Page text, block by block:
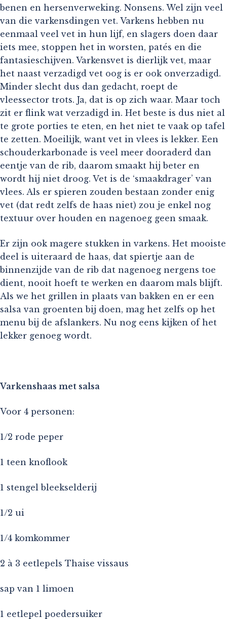
benen en hersenverweking. Nonsens. Wel zijn veel
van die varkensdingen vet. Varkens hebben nu
eenmaal veel vet in hun lijf, en slagers doen daar
iets mee, stoppen het in worsten, patés en die
fantasieschijven. Varkensvet is dierlijk vet, maar
het naast verzadigd vet oog is er ook onverzadigd.
Minder slecht dus dan gedacht, roept de
vleessector trots. Ja, dat is op zich waar. Maar toch
zit er flink wat verzadigd in. Het beste is dus niet al
te grote porties te eten, en het niet te vaak op tafel
te zetten. Moeilijk, want vet in vlees is lekker. Een
schouderkarbonade is veel meer dooraderd dan
eentje van de rib, daarom smaakt hij beter en
wordt hij niet droog. Vet is de ‘smaakdrager’ van
vlees. Als er spieren zouden bestaan zonder enig
vet (dat redt zelfs de haas niet) zou je enkel nog
textuur over houden en nagenoeg geen smaak.
Er zijn ook magere stukken in varkens. Het mooiste
deel is uiteraard de haas, dat spiertje aan de
binnenzijde van de rib dat nagenoeg nergens toe
dient, nooit hoeft te werken en daarom mals blijft.
Als we het grillen in plaats van bakken en er een
salsa van groenten bij doen, mag het zelfs op het
menu bij de afslankers. Nu nog eens kijken of het
lekker genoeg wordt.
Varkenshaas met salsa
Voor 4 personen:
1/2 rode peper
1 teen knoflook
1 stengel bleekselderij
1/2 ui
1/4 komkommer
2 à 3 eetlepels Thaise vissaus
sap van 1 limoen
1 eetlepel poedersuiker